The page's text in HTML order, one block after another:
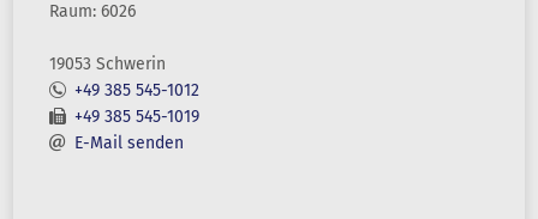
Raum: 6026
19053 Schwerin
+49 385 545-1012
+49 385 545-1019
E-Mail senden